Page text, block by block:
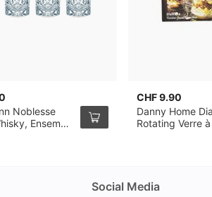
Noblesse
Ensemble
CHF 9.90
Danny Home
Rotating Verre
Social Media